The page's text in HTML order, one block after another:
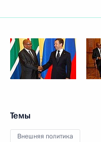
Темы
Внешняя политика